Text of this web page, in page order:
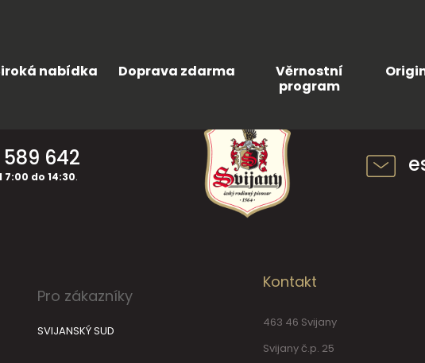
nabídka Doprava zdarma
Věrnostní
program
642
7:00 do 14:30.
Pro zákazníky
SVIJANSKÝ SUD
Kontakt
463 46 Svijany
Svijany č.p. 25